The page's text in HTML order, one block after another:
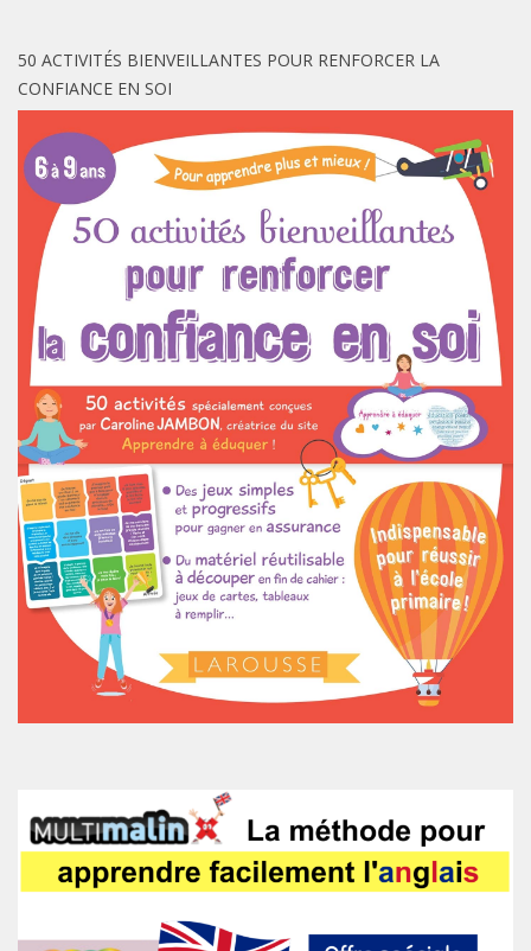
50 ACTIVITÉS BIENVEILLANTES POUR RENFORCER LA
CONFIANCE EN SOI